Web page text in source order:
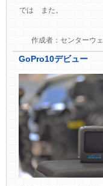
では また。
作成者：センターウェ
GoPro10デビュー